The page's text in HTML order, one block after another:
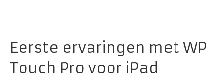
Eerste ervaringen met WP
Touch Pro voor iPad